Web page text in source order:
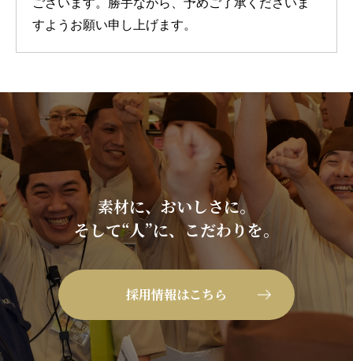
ございます。勝手ながら、予めご了承くださいま
すようお願い申し上げます。
素材に、おいしさに。
そして“人”に、こだわりを。
採用情報はこちら